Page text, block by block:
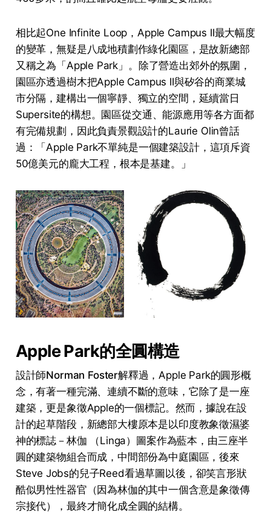
相比起One Infinite Loop，Apple Campus II最大幅度
的變革，無疑是八成地積劃作綠化園區，是故新總部
又稱之為「Apple Park」。除了營造出郊外的氛圍，
園區亦透過樹木把Apple Campus II與矽谷的商業城
市分隔，建構出一個寧靜、獨立的空間，延續當日
Supersite的構想。園區從交通、能源應用等各方面都
有完備規劃，因此負責景觀設計的Laurie Olin曾話
過：「Apple Park不單純是一個建築設計，這項斥資
50億美元的龐大工程，根本是基建。」
Apple Park的全圓構造
設計師Norman Foster解釋過，Apple Park的圓形概
念，有著一種完滿、連續不斷的意味，它除了是一座
建築，更是象徵Apple的一個標記。然而，據說在設
計的起草階段，新總部大樓原本是以印度教象徵濕婆
神的標誌－林伽 （Linga）圖案作為藍本，由三座半
圓的建築物組合而成，中間部份為中庭園區，後來
Steve Jobs的兒子Reed看過草圖以後，卻笑言形狀
酷似男性性器官（因為林伽的其中一個含意是象徵傳
宗接代），最終才簡化成全圓的結構。